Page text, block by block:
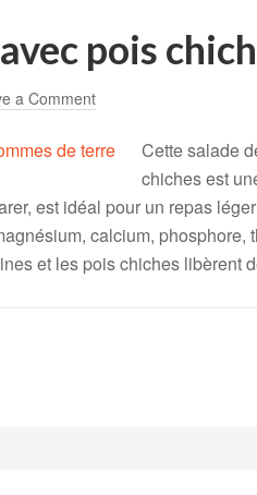
pois
a Comment
Cette salade
chiches est
est idéal pour un repas
calcium, phosphore,
et les pois chiches libèrent